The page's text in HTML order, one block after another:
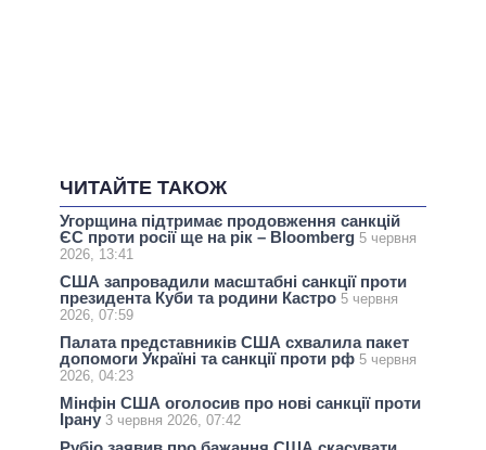
ЧИТАЙТЕ ТАКОЖ
Угорщина підтримає продовження санкцій
ЄС проти росії ще на рік – Bloomberg 5 червня
2026, 13:41
США запровадили масштабні санкції проти
президента Куби та родини Кастро 5 червня
2026, 07:59
Палата представників США схвалила пакет
допомоги Україні та санкції проти рф 5 червня
2026, 04:23
Мінфін США оголосив про нові санкції проти
Ірану 3 червня 2026, 07:42